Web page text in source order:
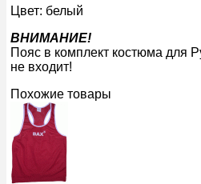
Цвет: белый
ВНИМАНИЕ!
Пояс в комплект костюма для
не входит!
Похожие товары